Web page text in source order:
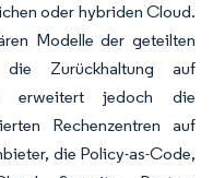
oder hybriden Cloud.
Modelle der geteilten
die Zurückhaltung auf
erweitert jedoch die
Rechenzentren auf
die Policy-as-Code,